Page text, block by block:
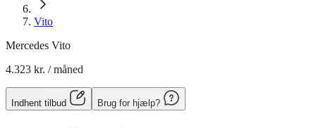
Vito
Mercedes Vito
4.323 kr. / måned
Indhent tilbud Brug for hjælp?